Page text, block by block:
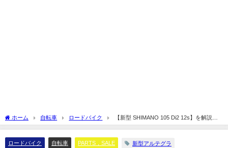
ホーム 自転車 ロードバイク
【新型 SHIMANO 105 Di2 12s】を解説し
てみます☆
ロードバイク 自転車 PARTS，SALE 新型アルテグラ